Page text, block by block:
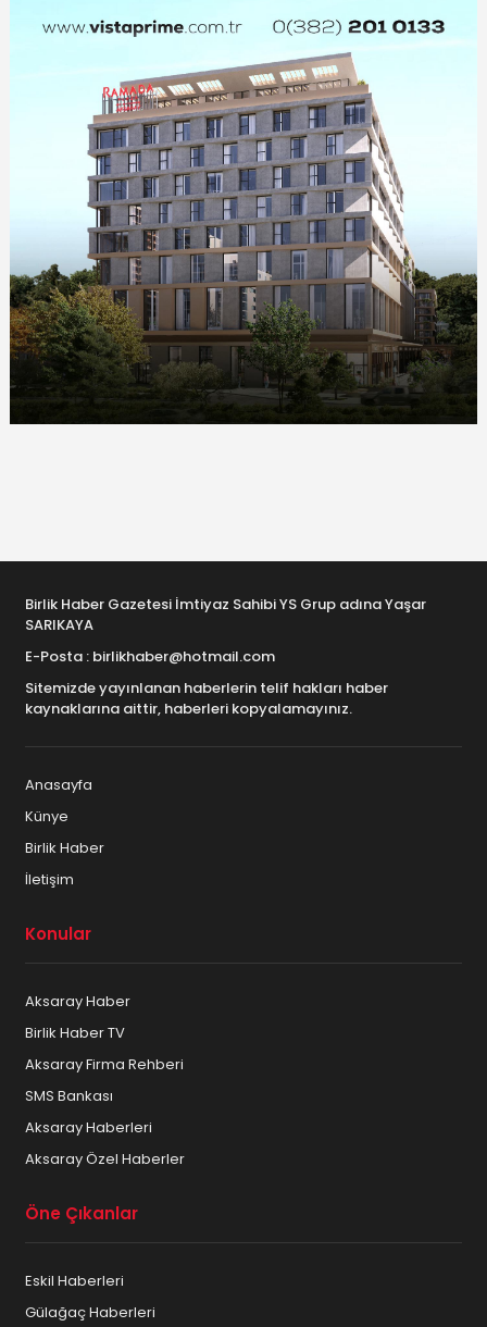
Birlik Haber Gazetesi İmtiyaz Sahibi YS Grup adına Yaşar
SARIKAYA
E-Posta : birlikhaber@hotmail.com
Sitemizde yayınlanan haberlerin telif hakları haber
kaynaklarına aittir, haberleri kopyalamayınız.
Anasayfa
Künye
Birlik Haber
İletişim
Konular
Aksaray Haber
Birlik Haber TV
Aksaray Firma Rehberi
SMS Bankası
Aksaray Haberleri
Aksaray Özel Haberler
Öne Çıkanlar
Eskil Haberleri
Gülağaç Haberleri